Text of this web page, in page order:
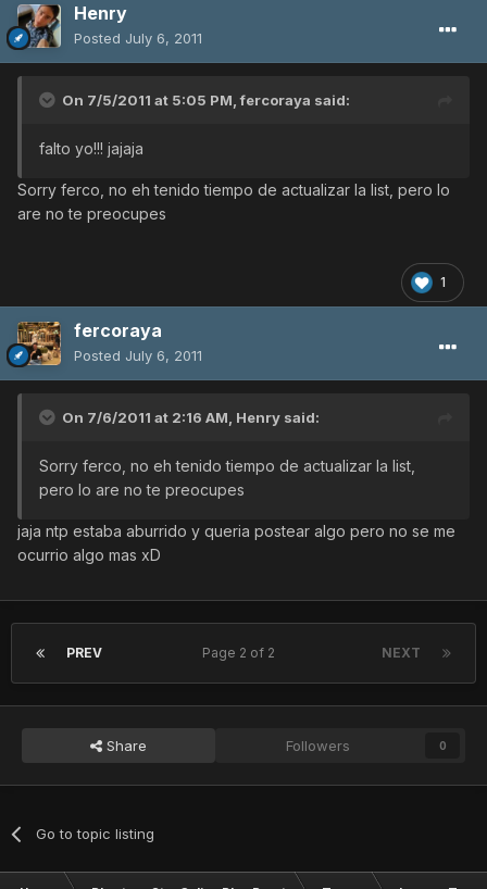
Henry
Posted July 6, 2011
On 7/5/2011 at 5:05 PM, fercoraya said:
falto yo!!! jajaja
Sorry ferco, no eh tenido tiempo de actualizar la list, pero lo
are no te preocupes
1
fercoraya
Posted July 6, 2011
On 7/6/2011 at 2:16 AM, Henry said:
Sorry ferco, no eh tenido tiempo de actualizar la list,
pero lo are no te preocupes
jaja ntp estaba aburrido y queria postear algo pero no se me
ocurrio algo mas xD
PREV NEXT
Page 2 of 2
Share Followers 0
Go to topic listing